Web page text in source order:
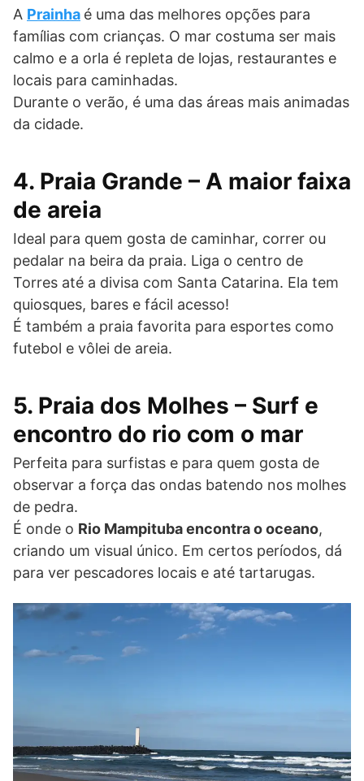
A Prainha é uma das melhores opções para
famílias com crianças. O mar costuma ser mais
calmo e a orla é repleta de lojas, restaurantes e
locais para caminhadas.
Durante o verão, é uma das áreas mais animadas
da cidade.
4. Praia Grande – A maior faixa
de areia
Ideal para quem gosta de caminhar, correr ou
pedalar na beira da praia. Liga o centro de
Torres até a divisa com Santa Catarina. Ela tem
quiosques, bares e fácil acesso!
É também a praia favorita para esportes como
futebol e vôlei de areia.
5. Praia dos Molhes – Surf e
encontro do rio com o mar
Perfeita para surfistas e para quem gosta de
observar a força das ondas batendo nos molhes
de pedra.
É onde o Rio Mampituba encontra o oceano,
criando um visual único. Em certos períodos, dá
para ver pescadores locais e até tartarugas.